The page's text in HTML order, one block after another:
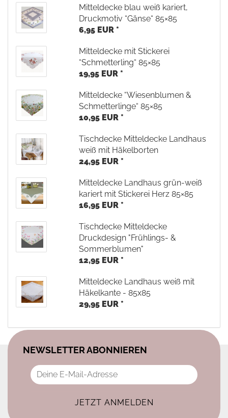
Mitteldecke blau weiß kariert,
Druckmotiv “Gänse“ 85×85
6,95 EUR *
Mitteldecke mit Stickerei
“Schmetterling“ 85×85
19,95 EUR *
Mitteldecke “Wiesenblumen &
Schmetterlinge“ 85×85
10,95 EUR *
Tischdecke Mitteldecke Landhaus
weiß mit Häkelborten
24,95 EUR *
Mitteldecke Landhaus grün-weiß
kariert mit Stickerei Herz 85×85
16,95 EUR *
Tischdecke Mitteldecke
Druckdesign "Frühlings- &
Sommerblumen"
12,95 EUR *
Mitteldecke Landhaus weiß mit
Häkelkante - 85x85
29,95 EUR *
NEWSLETTER ABONNIEREN